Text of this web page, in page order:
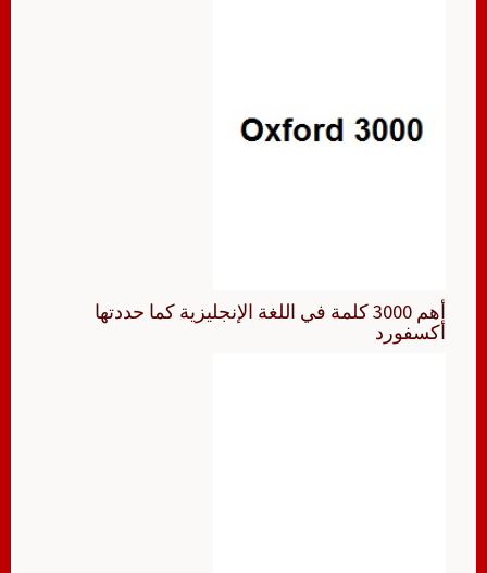
أهم 3000 كلمة في اللغة الإنجليزية كما حددتها
أكسفورد